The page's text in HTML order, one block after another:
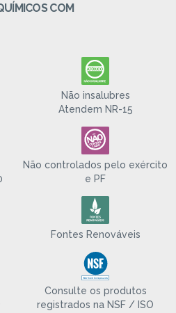
COM
Não insalubres
Atendem NR-15
Não controlados pelo exército
e PF
Fontes Renováveis
Consulte os produtos
registrados na NSF / ISO